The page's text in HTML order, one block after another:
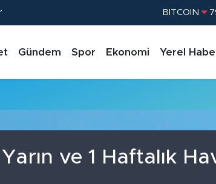
BITCOIN
EURO
STERLİN
Gündem Spor Ekonomi Yerel
ve 1 Haftalık